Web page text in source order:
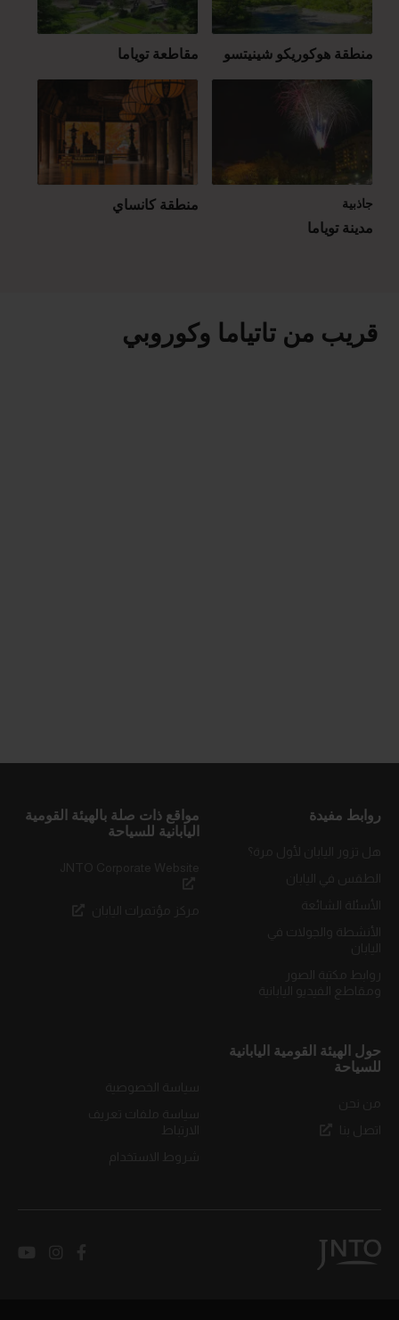
منطقة هوكوريكو شينيتسو مقاطعة توياما
جاذبية
مدينة توياما
منطقة كانساي
قريب من تاتياما وكوروبي
روابط مفيدة
مواقع ذات صلة بالهيئة القومية
اليابانية للسياحة
حول الهيئة القومية اليابانية
للسياحة